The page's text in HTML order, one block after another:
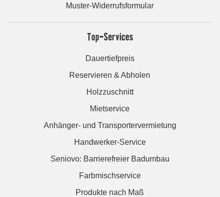
Muster-Widerrufsformular
Top-Services
Dauertiefpreis
Reservieren & Abholen
Holzzuschnitt
Mietservice
Anhänger- und Transportervermietung
Handwerker-Service
Seniovo: Barrierefreier Badumbau
Farbmischservice
Produkte nach Maß